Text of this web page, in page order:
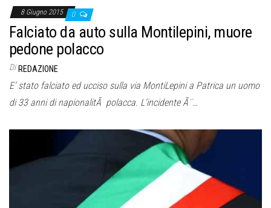
8 Giugno 2015 0
Falciato da auto sulla Montilepini, muore
pedone polacco
Di REDAZIONE
E’ stato falciato ed ucciso sulla via MontiLepini a Patrica un uomo
di 33 anni di napionalitÃ polacca. L’incidente Ã¨…